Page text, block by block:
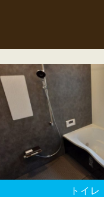
トイレ